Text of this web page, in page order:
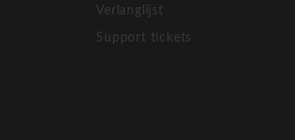
Verlanglijst
Support tickets